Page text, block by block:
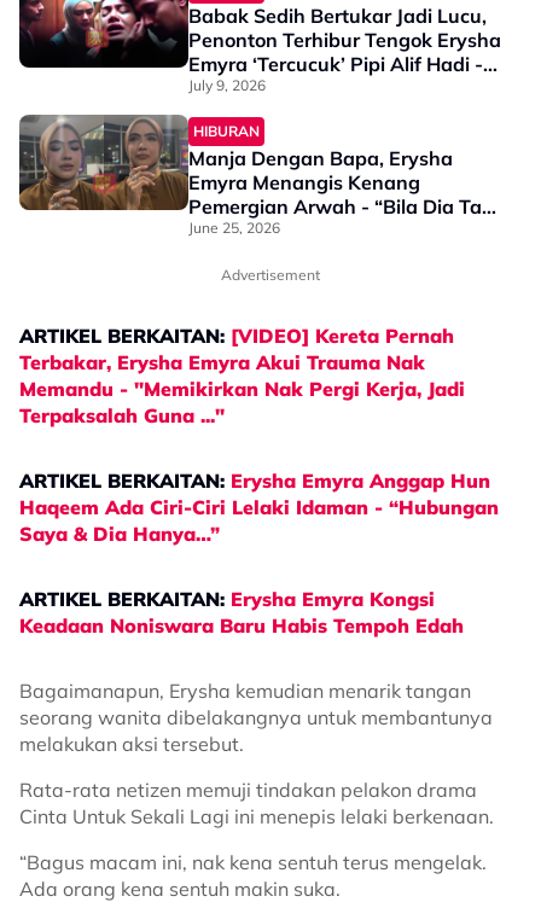
Babak Sedih Bertukar Jadi Lucu,
Penonton Terhibur Tengok Erysha
Emyra ‘Tercucuk’ Pipi Alif Hadi -
“Pedih Mata, Bukan Sekali…”
July 9, 2026
HIBURAN
Manja Dengan Bapa, Erysha
Emyra Menangis Kenang
Pemergian Arwah - “Bila Dia Tak
Ada, Rasa Kosong…”
June 25, 2026
Advertisement
ARTIKEL BERKAITAN: [VIDEO] Kereta Pernah
Terbakar, Erysha Emyra Akui Trauma Nak
Memandu - "Memikirkan Nak Pergi Kerja, Jadi
Terpaksalah Guna ..."
ARTIKEL BERKAITAN: Erysha Emyra Anggap Hun
Haqeem Ada Ciri-Ciri Lelaki Idaman - “Hubungan
Saya & Dia Hanya…”
ARTIKEL BERKAITAN: Erysha Emyra Kongsi
Keadaan Noniswara Baru Habis Tempoh Edah
Bagaimanapun, Erysha kemudian menarik tangan
seorang wanita dibelakangnya untuk membantunya
melakukan aksi tersebut.
Rata-rata netizen memuji tindakan pelakon drama
Cinta Untuk Sekali Lagi ini menepis lelaki berkenaan.
“Bagus macam ini, nak kena sentuh terus mengelak.
Ada orang kena sentuh makin suka.